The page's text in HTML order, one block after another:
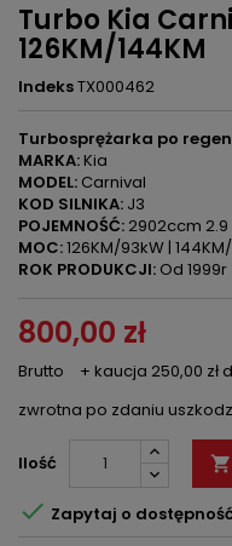
Turbo Kia
126KM/144KM
IndeksTX000462
Turbosprężarka po
MARKA:Kia
MODEL: Carnival
KOD SILNIKA: J3
POJEMNOŚĆ: 2902ccm 2.9
MOC:126KM/93kW |
ROK PRODUKCJI: Od 1999r
800,00 zł
Brutto
+ kaucja 250,00
zwrotna po zdaniu
Ilość 
 Zapytaj o